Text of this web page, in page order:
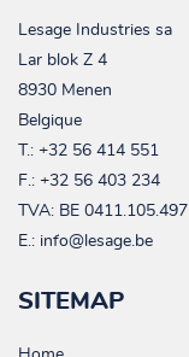
Lesage Industries sa
Lar blok Z 4
8930 Menen
Belgique
T.: +32 56 414 551
F.: +32 56 403 234
TVA: BE 0411.105.497
E.: info@lesage.be
SITEMAP